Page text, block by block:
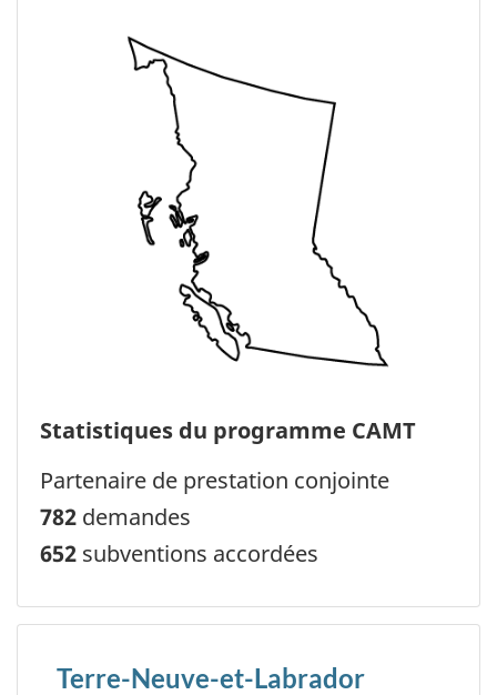
Statistiques du programme CAMT
Partenaire de prestation conjointe
782 demandes
652 subventions accordées
Terre-Neuve-et-Labrador